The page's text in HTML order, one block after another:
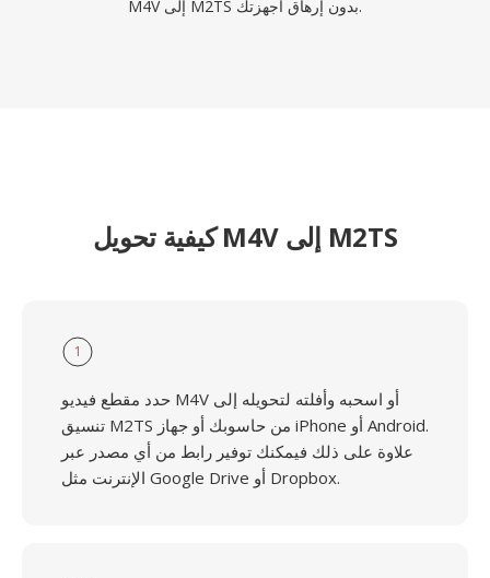
M4V إلى M2TS بدون إرهاق أجهزتك.
كيفية تحويل M4V إلى M2TS
1
حدد مقطع فيديو M4V أو اسحبه وأفلته لتحويله إلى
تنسيق M2TS من حاسوبك أو جهاز iPhone أو Android.
علاوة على ذلك فيمكنك توفير رابط من أي مصدر عبر
الإنترنت مثل Google Drive أو Dropbox.